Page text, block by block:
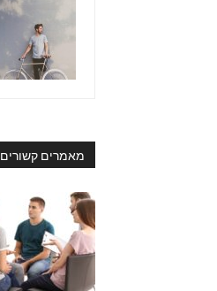
מאמרים קשורים